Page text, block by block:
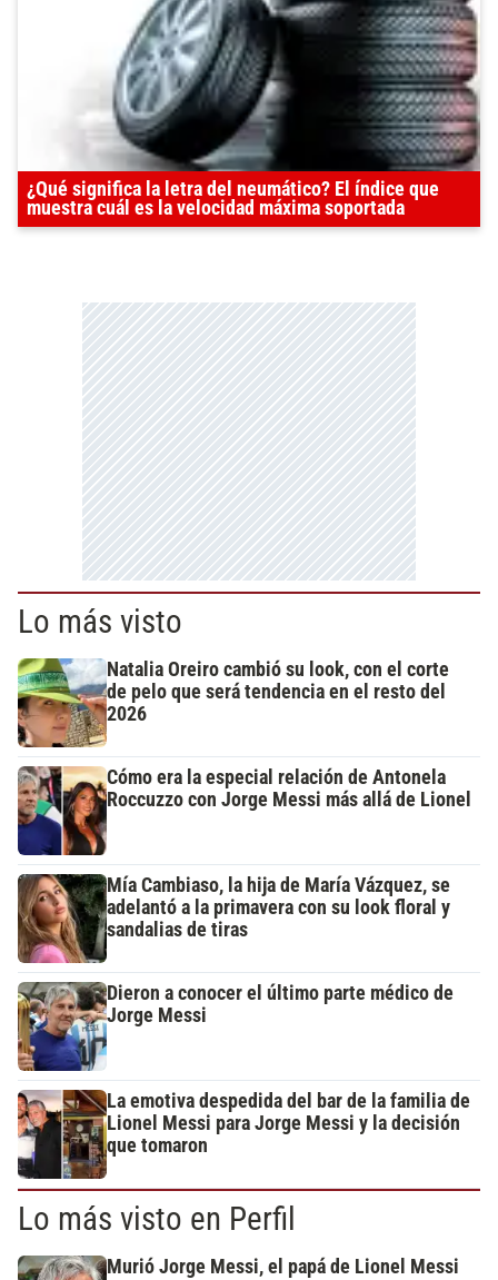
¿Qué significa la letra del neumático? El índice que
muestra cuál es la velocidad máxima soportada
Lo más visto
Natalia Oreiro cambió su look, con el corte
de pelo que será tendencia en el resto del
2026
Cómo era la especial relación de Antonela
Roccuzzo con Jorge Messi más allá de Lionel
Mía Cambiaso, la hija de María Vázquez, se
adelantó a la primavera con su look floral y
sandalias de tiras
Dieron a conocer el último parte médico de
Jorge Messi
La emotiva despedida del bar de la familia de
Lionel Messi para Jorge Messi y la decisión
que tomaron
Lo más visto en Perfil
Murió Jorge Messi, el papá de Lionel Messi